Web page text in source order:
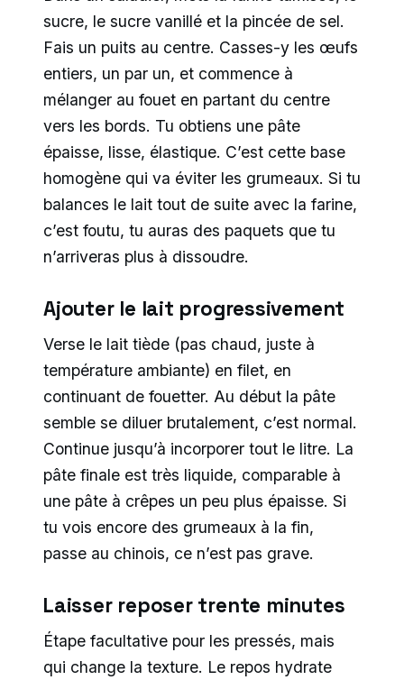
sucre, le sucre vanillé et la pincée de sel.
Fais un puits au centre. Casses-y les œufs
entiers, un par un, et commence à
mélanger au fouet en partant du centre
vers les bords. Tu obtiens une pâte
épaisse, lisse, élastique. C’est cette base
homogène qui va éviter les grumeaux. Si tu
balances le lait tout de suite avec la farine,
c’est foutu, tu auras des paquets que tu
n’arriveras plus à dissoudre.
Ajouter le lait progressivement
Verse le lait tiède (pas chaud, juste à
température ambiante) en filet, en
continuant de fouetter. Au début la pâte
semble se diluer brutalement, c’est normal.
Continue jusqu’à incorporer tout le litre. La
pâte finale est très liquide, comparable à
une pâte à crêpes un peu plus épaisse. Si
tu vois encore des grumeaux à la fin,
passe au chinois, ce n’est pas grave.
Laisser reposer trente minutes
Étape facultative pour les pressés, mais
qui change la texture. Le repos hydrate